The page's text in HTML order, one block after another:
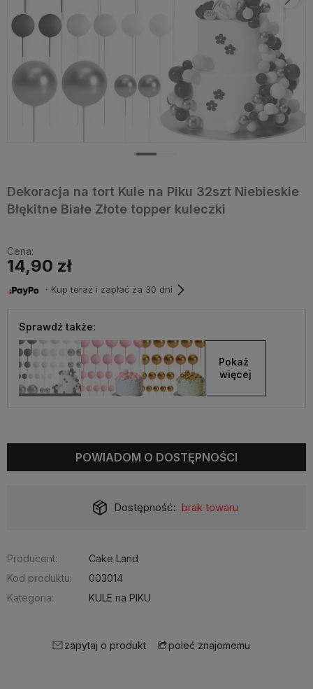
Dekoracja na tort Kule na Piku 32szt Niebieskie
Błękitne Białe Złote topper kuleczki
Cena:
14,90 zł
・Kup teraz i zapłać za 30 dni
Sprawdź także:
Pokaż
więcej
POWIADOM O DOSTĘPNOŚCI
Dostępność: brak towaru
Producent:
Cake Land
Kod produktu:
003014
Kategoria:
KULE na PIKU
zapytaj o produkt poleć znajomemu